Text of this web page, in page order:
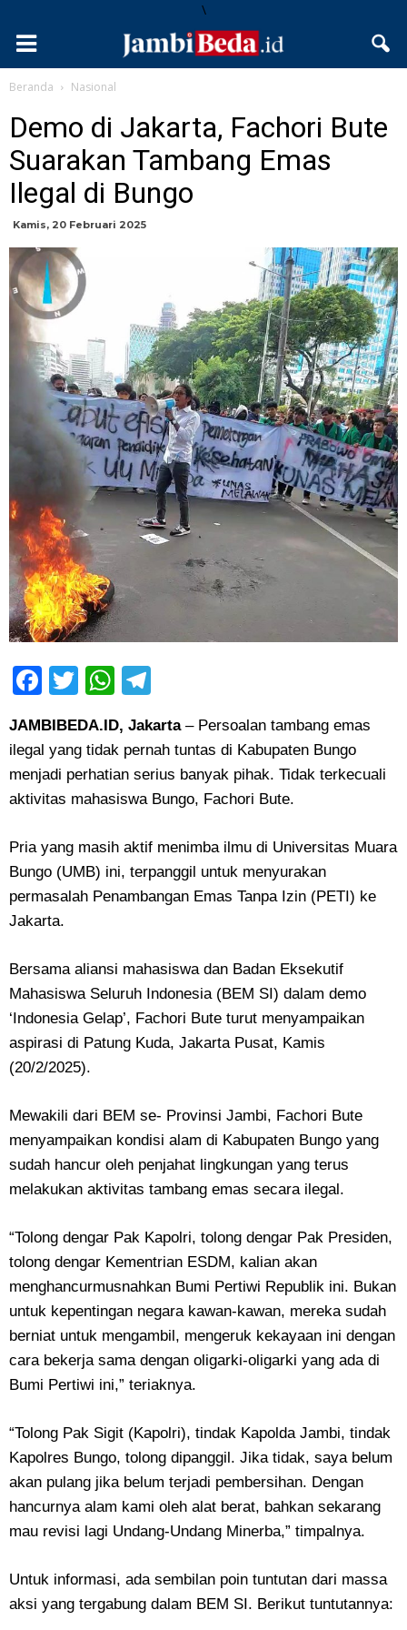
\
Beranda Nasional
Demo di Jakarta, Fachori Bute
Suarakan Tambang Emas
Ilegal di Bungo
Kamis, 20 Februari 2025
Facebook
TwitterWhatsApp
JAMBIBEDA.ID, Jakarta– Persoalan tambang emas
ilegal yang tidak pernah tuntas di Kabupaten Bungo
menjadi perhatian serius banyak pihak. Tidak terkecuali
aktivitas mahasiswa Bungo, Fachori Bute.
Pria yang masih aktif menimba ilmu di Universitas Muara
Bungo (UMB) ini, terpanggil untuk menyurakan
permasalah Penambangan Emas Tanpa Izin (PETI) ke
Jakarta.
Bersama aliansi mahasiswa dan Badan Eksekutif
Mahasiswa Seluruh Indonesia (BEM SI) dalam demo
‘Indonesia Gelap’, Fachori Bute turut menyampaikan
aspirasi di Patung Kuda, Jakarta Pusat, Kamis
(20/2/2025).
Mewakili dari BEM se- Provinsi Jambi, Fachori Bute
menyampaikan kondisi alam di Kabupaten Bungo yang
sudah hancur oleh penjahat lingkungan yang terus
melakukan aktivitas tambang emas secara ilegal.
“Tolong dengar Pak Kapolri, tolong dengar Pak Presiden,
tolong dengar Kementrian ESDM, kalian akan
menghancurmusnahkan Bumi Pertiwi Republik ini. Bukan
untuk kepentingan negara kawan-kawan, mereka sudah
berniat untuk mengambil, mengeruk kekayaan ini dengan
cara bekerja sama dengan oligarki-oligarki yang ada di
Bumi Pertiwi ini,” teriaknya.
“Tolong Pak Sigit (Kapolri), tindak Kapolda Jambi, tindak
Kapolres Bungo, tolong dipanggil. Jika tidak, saya belum
akan pulang jika belum terjadi pembersihan. Dengan
hancurnya alam kami oleh alat berat, bahkan sekarang
mau revisi lagi Undang-Undang Minerba,” timpalnya.
Untuk informasi, ada sembilan poin tuntutan dari massa
aksi yang tergabung dalam BEM SI. Berikut tuntutannya: